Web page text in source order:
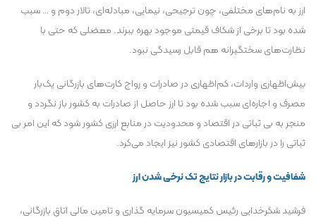
ارز به نام‌های مختلفی، چون ترجیحی، نیمایی، مبادله‌ای، تالار دوم و … سبب
شده بود تا برخی از شکاف قیمتی موجود بهره ببرند. معضلی که حتی با
نظارت‌های سختگیرانه هم قابل رسیدگی نبود.
بیش‌اظهاری واردات، کم‌اظهاری در صادرات و رواج کارت‌های بازرگانی یک‌بار
مصرف و اجاره‌ای سبب شده بود تا ارز حاصل از صادرات به کشور باز نگردد و
منجر به بی ثباتی در اقتصاد و محدودیت در منابع ارزی کشور شود که این امر بی
ثباتی را در بازار‌های اقتصادی کشور نیز ایجاد می‌کرد.
شفافیت و رقابت در بازار نتایج تک نرخی شدن ارز
فرشید شکرخدایی رئیس کمیسیون سرمایه گذاری و تامین مالی اتاق بازرگانی،